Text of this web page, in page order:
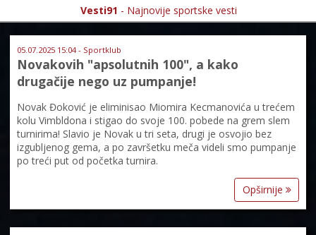
Vesti91 - Najnovije sportske vesti
05.07.2025 15:04 - Sportklub
Novakovih "apsolutnih 100", a kako
drugačije nego uz pumpanje!
Novak Đoković je eliminisao Miomira Kecmanovića u trećem
kolu Vimbldona i stigao do svoje 100. pobede na grem slem
turnirima! Slavio je Novak u tri seta, drugi je osvojio bez
izgubljenog gema, a po završetku meča videli smo pumpanje
po treći put od početka turnira.
Opširnije